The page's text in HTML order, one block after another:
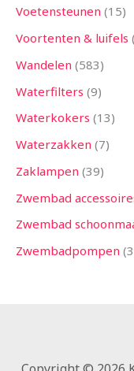
Voetensteunen 15
Voortenten & luifels
Wandelen 583
Waterfilters 9
Waterkokers 13
Waterzakken 7
Zaklampen 39
Zwembad
Zwembad
Zwembadpompen 3